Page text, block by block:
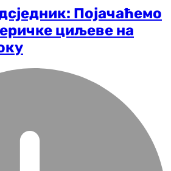
Појачаћемо
циљеве на